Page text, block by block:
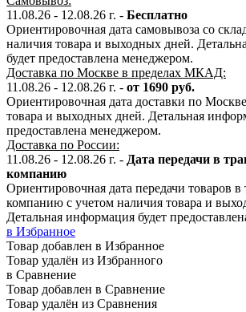
11.08.26 - 12.08.26 г. - Бесплатно
Ориентировочная дата самовывоза со
наличия товара и выходных дней.
будет предоставлена менеджером.
Доставка по Москве в пределах МКАД:
11.08.26 - 12.08.26 г. - от 1690 руб.
Ориентировочная дата доставки по
товара и выходных дней. Детальная
предоставлена менеджером.
Доставка по России:
11.08.26 - 12.08.26 г. - Дата передачи в
компанию
Ориентировочная дата передачи товаров
компанию с учетом наличия товара и
Детальная информация будет
в Избранное
Товар добавлен в Избранное
Товар удалён из Избранного
в Сравнение
Товар добавлен в Сравнение
Товар удалён из Сравнения